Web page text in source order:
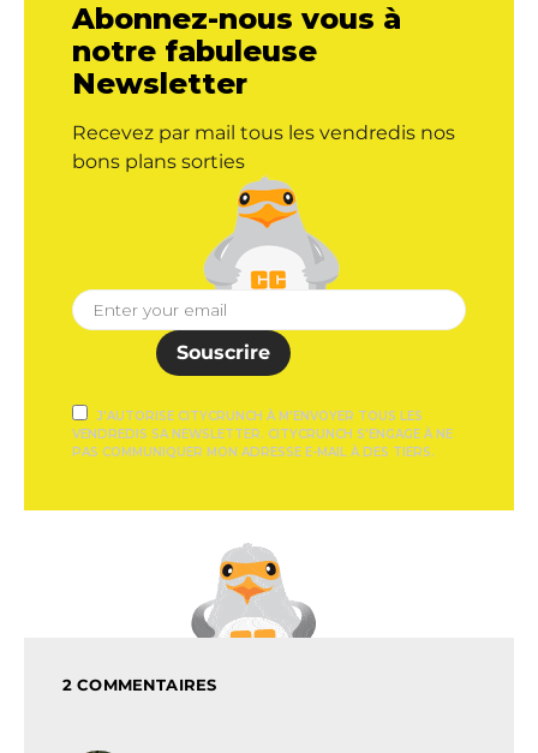
Abonnez-nous vous à
notre fabuleuse
Newsletter
Recevez par mail tous les vendredis nos
bons plans sorties
Souscrire
J'AUTORISE CITYCRUNCH À M'ENVOYER TOUS LES
VENDREDIS SA NEWSLETTER. CITYCRUNCH S'ENGAGE À NE
PAS COMMUNIQUER MON ADRESSE E-MAIL À DES TIERS.
2 COMMENTAIRES